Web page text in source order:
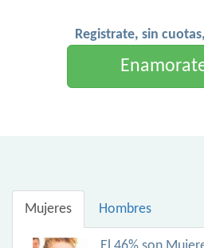
Registrate, sin
Mujeres Hombres